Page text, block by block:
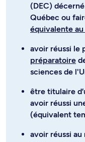
(DEC)
Québec ou
équivalente au
avoir réussi le
préparatoire
sciences de
être titulaire
avoir réussi
(équivalent
avoir réussi